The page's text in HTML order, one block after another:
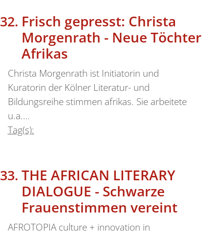
Frisch gepresst: Christa
Morgenrath - Neue Töchter
Afrikas
Christa Morgenrath ist Initiatorin und
Kuratorin der Kölner Literatur- und
Bildungsreihe stimmen afrikas. Sie arbeitete
u.a.…
Tag(s):
THE AFRICAN LITERARY
DIALOGUE - Schwarze
Frauenstimmen vereint
AFROTOPIA culture + innovation in